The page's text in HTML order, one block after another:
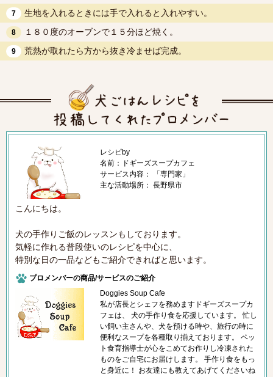
7 生地を入れるときには手で入れると入れやすい。
8 １８０度のオーブンで１５分ほど焼く。
9 荒熱が取れたら方から抜き冷ませば完成。
レシピby
名前：ドギーズスープカフェ
サービス内容： 「専門家」
主な活動場所： 長野県市
こんにちは。
犬の手作りご飯のレッスンもしております。
気軽に作れる普段使いのレシピを中心に、
特別な日の一品などもご紹介できればと思います。
プロメンバーの商品/サービスのご紹介
Doggies Soup Cafe
私が店長とシェフを務めますドギーズスープカ
フェは、 犬の手作り食を応援しています。 忙し
い飼い主さんや、犬を預ける時や、旅行の時に
便利なスープを各種取り揃えております。 ペッ
ト食育指導士が心をこめてお作りし冷凍された
ものをご自宅にお届けします。 手作り食をもっ
と身近に！ お友達にも教えてあげてくださいね